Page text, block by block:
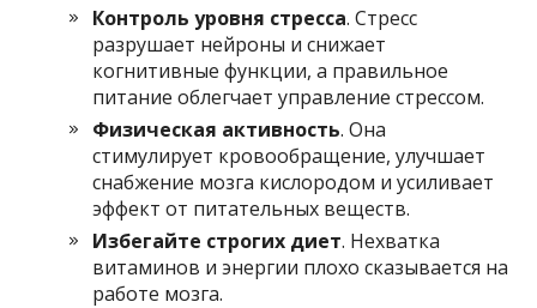
Контроль уровня стресса. Стресс
разрушает нейроны и снижает
когнитивные функции, а правильное
питание облегчает управление стрессом.
Физическая активность. Она
стимулирует кровообращение, улучшает
снабжение мозга кислородом и усиливает
эффект от питательных веществ.
Избегайте строгих диет. Нехватка
витаминов и энергии плохо сказывается на
работе мозга.